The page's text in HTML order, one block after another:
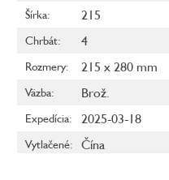
Šírka: 215
Chrbát: 4
Rozmery: 215 x 280 mm
Väzba: Brož.
Expedícia: 2025-03-18
Vytlačené: Čína